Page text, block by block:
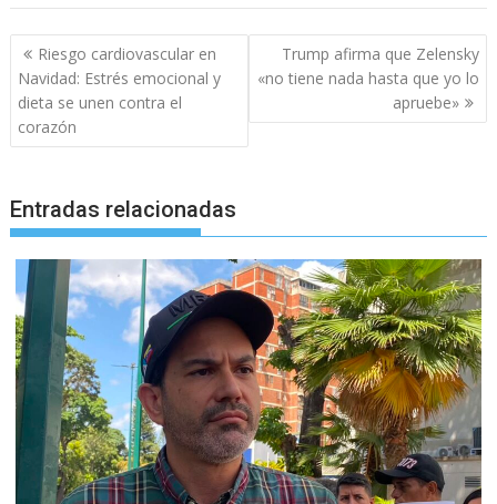
Navegación
de
entradas
Riesgo cardiovascular en
Navidad: Estrés emocional y
dieta se unen contra el
corazón
Trump afirma que Zelensky
«no tiene nada hasta que yo lo
apruebe»
Entradas relacionadas